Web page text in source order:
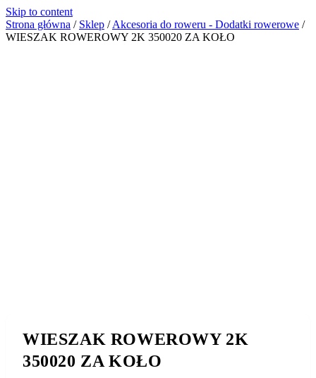
Skip to content
Strona główna / Sklep / Akcesoria do roweru - Dodatki rowerowe /
WIESZAK ROWEROWY 2K 350020 ZA KOŁO
WIESZAK ROWEROWY 2K
350020 ZA KOŁO